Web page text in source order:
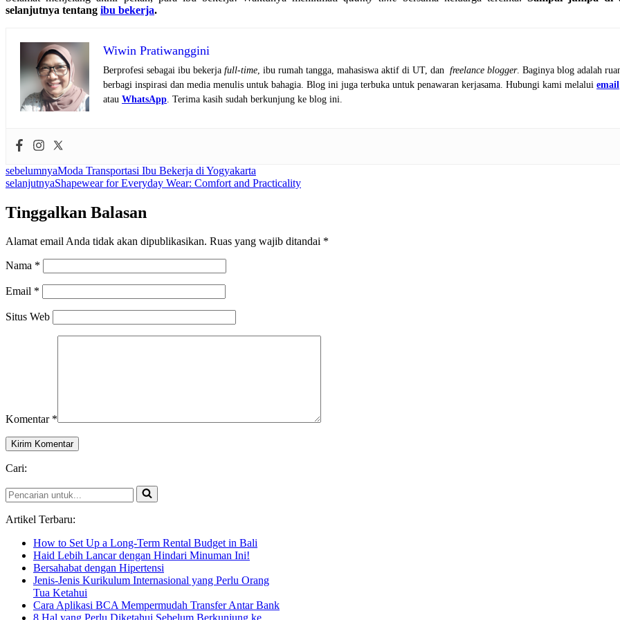
selanjutnya tentang ibu bekerja.
Wiwin Pratiwanggini
Berprofesi sebagai ibu bekerja full-time , ibu rumah tangga, mahasiswa aktif di UT, dan freelance blogger. Baginya blog adalah
berbagi inspirasi dan media menulis untuk bahagia. Blog ini juga terbuka untuk penawaran kerjasama. Hubungi kami melalui email
atau WhatsApp . Terima kasih sudah berkunjung ke blog ini.
sebelumnyaModa Transportasi Ibu Bekerja di Yogyakarta
selanjutnyaShapewear for Everyday Wear: Comfort and Practicality
Tinggalkan Balasan
Alamat email Anda tidak akan dipublikasikan. Ruas yang wajib ditandai *
Nama *
Email *
Situs Web
Komentar *
Cari:
Pencarian
untuk...
Artikel Terbaru:
How to Set Up a Long-Term Rental Budget in Bali
Haid Lebih Lancar dengan Hindari Minuman Ini!
Bersahabat dengan Hipertensi
Jenis-Jenis Kurikulum Internasional yang Perlu Orang
Tua Ketahui
Cara Aplikasi BCA Mempermudah Transfer Antar Bank